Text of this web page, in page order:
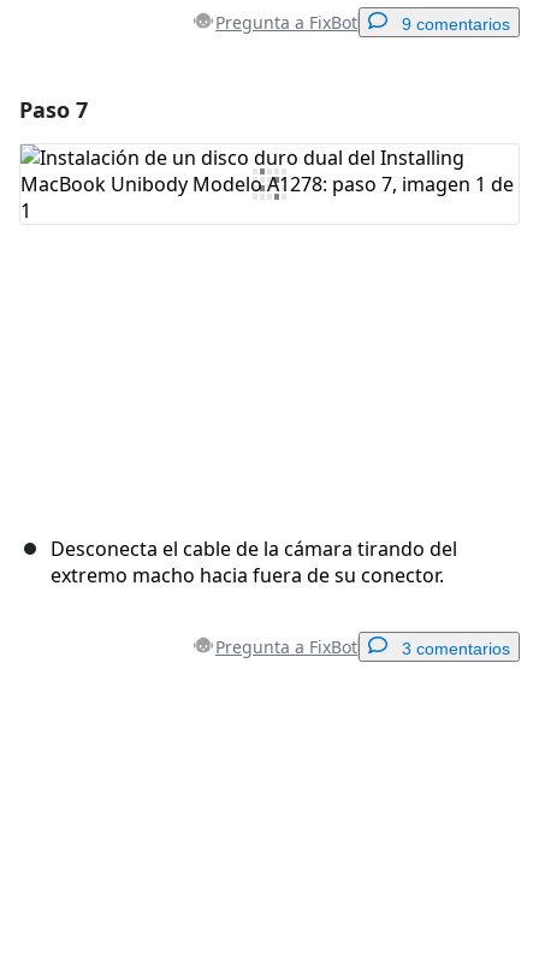
Pregunta a FixBot 9 comentarios
Agregar Comentario
Paso 7
Desconecta el cable de la cámara tirando del
extremo macho hacia fuera de su conector.
Pregunta a FixBot 3 comentarios